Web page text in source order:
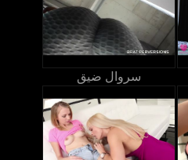
سروال ضيق